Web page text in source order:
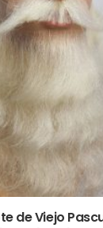
de Viejo